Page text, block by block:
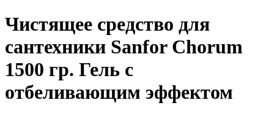
Чистящее средство для
сантехники Sanfor Chorum
1500 гр. Гель с
отбеливающим эффектом